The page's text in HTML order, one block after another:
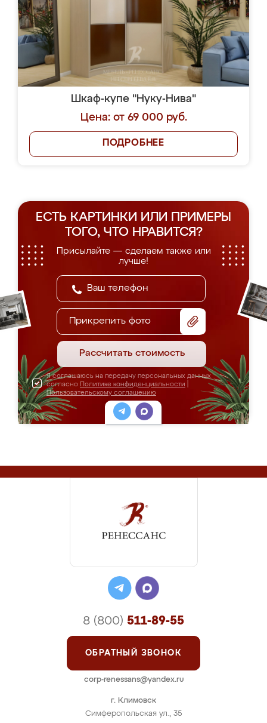
Шкаф-купе "Нуку-Нива"
Цена: от 69 000 руб.
ПОДРОБНЕЕ
ЕСТЬ КАРТИНКИ ИЛИ ПРИМЕРЫ
ТОГО, ЧТО НРАВИТСЯ?
Присылайте — сделаем также или
лучше!
Прикрепить фото
Рассчитать стоимость
Я соглашаюсь на передачу персональных данных
согласно Политике конфиденциальности
Пользовательскому соглашению
г. Климовск
Симферопольская ул., 35
8 (800) 511-89-55
ОБРАТНЫЙ ЗВОНОК
corp-renessans@yandex.ru